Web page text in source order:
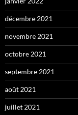
décembre 2021
novembre 2021
octobre 2021
septembre 2021
août 2021
juillet 2021